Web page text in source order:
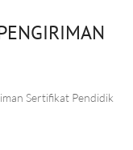
Sertifikat Pendidik